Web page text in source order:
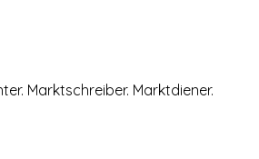
Marktschreiber. Marktdiener.